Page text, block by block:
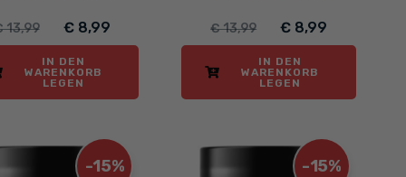
13,99 € 8,99
IN DEN
WARENKORB
LEGEN
€ 13,99 € 8,99
IN DEN
WARENKORB
LEGEN
-15% -15%